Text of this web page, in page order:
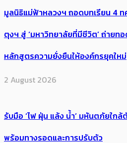
มูลนิธิแม่ฟ้าหลวงฯ ถอดบทเรียน 4
ตุงฯ สู่ ‘มหาวิทยาลัยที่มีชีวิต’ ถ่าย
หลักสูตรความยั่งยืนให้องค์กรยุคใหม่
2 August 2026
รับมือ ‘ไฟ ฝุ่น แล้ง น้ำ’ มหันตภัยใกล้
พร้อมทางรอดและการปรับตัว